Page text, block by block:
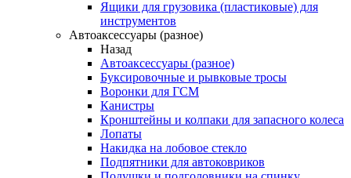
Ящики для грузовика (пластиковые) для
инструментов
Автоаксессуары (разное)
Назад
Автоаксессуары (разное)
Буксировочные и рывковые тросы
Воронки для ГСМ
Канистры
Кронштейны и колпаки для запасного колеса
Лопаты
Накидка на лобовое стекло
Подпятники для автоковриков